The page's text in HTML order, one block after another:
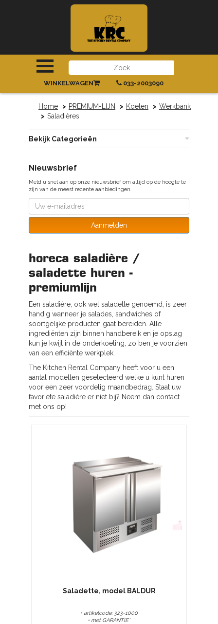
INLOGGEN|REGISTREREN
033-2003090
WINKELWAGEN
Home PREMIUM-LIJN Koelen
Werkbank
Saladières
Bekijk Categorieën
Nieuwsbrief
Meld u snel aan op onze nieuwsbrief om altijd op de hoogte te
zijn van de meest recente aanbiedingen.
Aanmelden
horeca saladière /
saladette huren -
premiumlijn
Een saladière, ook wel saladette genoemd, is zeer
handig wanneer je salades, sandwiches of
soortgelijke producten gaat bereiden. Alle
ingrediënten zijn binnen handbereik en je opslag
kun je kwijt in de onderkoeling, zo ben je voorzien
van een efficiënte werkplek.
The Kitchen Rental Company heeft voor u een
aantal modellen geselecteerd welke u kunt huren
voor een zeer voordelig maandbedrag. Staat uw
favoriete saladière er niet bij? Neem dan contact
met ons op!
Saladette, model BALDUR
• artikelcode: 323-1000
• met GARANTIE*